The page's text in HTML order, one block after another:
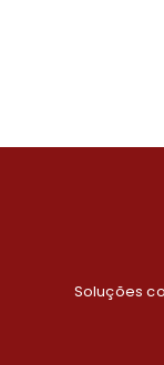
Soluções